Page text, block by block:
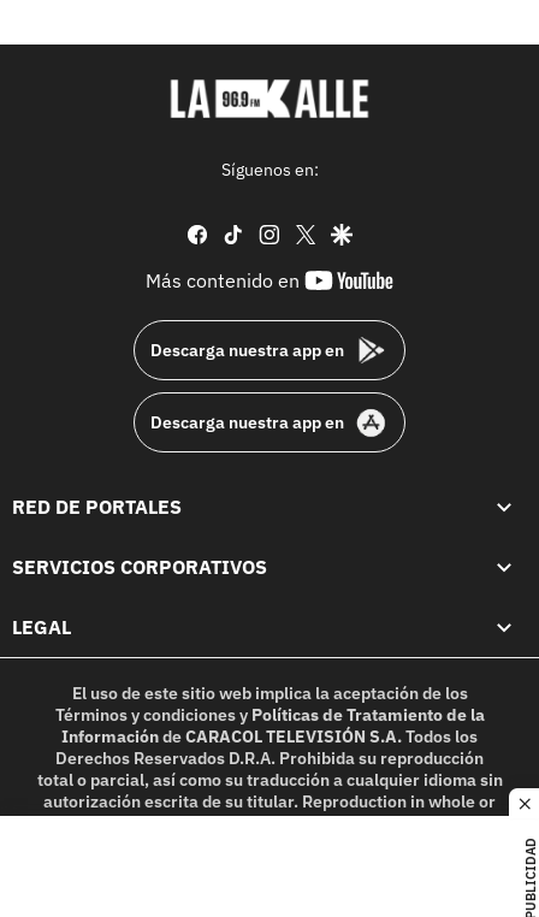
PUBLICIDAD
Síguenos en:
facebook
tiktok instagram
twittergoogle
Más contenido en
youtube-
Descarga nuestra app en
Descarga nuestra app en
RED DE PORTALES
SERVICIOS CORPORATIVOS
LEGAL
El uso de este sitio web implica la aceptación de los
Términos y condicionesy Políticas de Tratamiento de la
InformacióndeCARACOL TELEVISIÓN S.A.Todos los
Derechos Reservados D.R.A. Prohibida su reproducción
total o parcial, así como su traducción a cualquier idioma sin
autorización escrita de su titular. Reproduction in whole or
in part, or translation without written permission is